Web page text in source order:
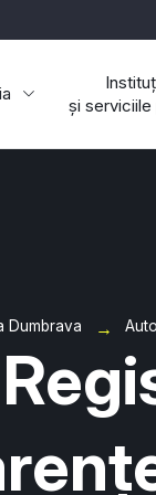
și serviciile
Dumbrava